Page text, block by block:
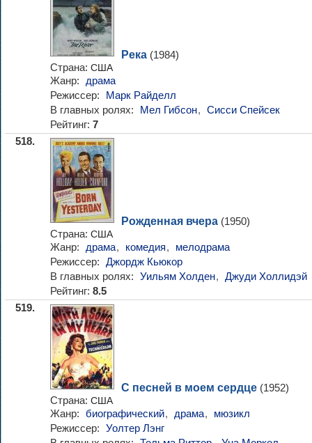
Река (1984)
Страна: США
Жанр:
драма
Режиссер:
Марк Райделл
В главных ролях:
Мел Гибсон, Сисси Спейсек
Рейтинг: 7
518.
Рожденная вчера (1950)
Страна: США
Жанр: драма, комедия,
мелодрама
Режиссер: Джордж Кьюкор
В главных ролях: Уильям Холден, Джуди Холлидэй
Рейтинг: 8.5
519.
С песней в моем сердце (1952)
Страна: США
Жанр: биографический, драма,
мюзикл
Режиссер: Уолтер Лэнг